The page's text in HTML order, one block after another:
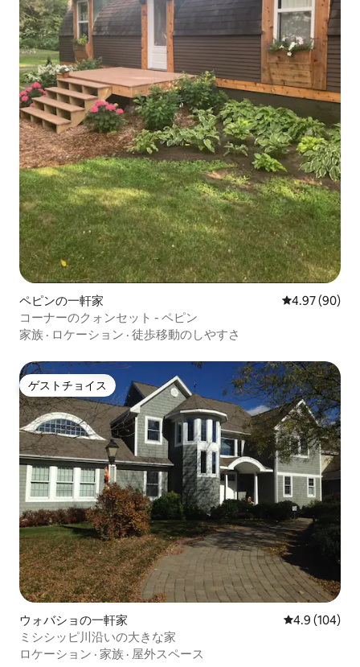
ペピンの一軒家 レビュー90
4.97 (90)
コーナーのクォンセット - ペピン
家族 · ロケーション · 徒歩移動のしやすさ
ゲストチョイス
ゲストチョイス
ウォバショの一軒家 レビュー104
4.9 (104)
ミシシッピ川沿いの大きな家
ロケーション · 家族 · 屋外スペース